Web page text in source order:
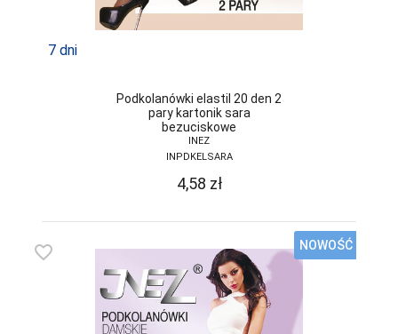
GUCIO
HENDERSON
INEZ
INTENSO
ITALIAN
FASHION
JAGODA
JARPOL
7 dni
Podkolanówki elastil 20 den 2
pary kartonik sara
bezuciskowe
INEZ
INPDKELSARA
4,58 zł
favorite_border NOWOŚĆ